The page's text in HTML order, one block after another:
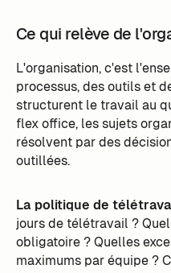
Ce qui relève de
L'organisation, c'est
processus, des outils et
structurent le travail au
flex office, les sujets
résolvent par des
outillées.
La politique de
jours de télétravail ?
obligatoire ? Quelles
maximums par équipe ?